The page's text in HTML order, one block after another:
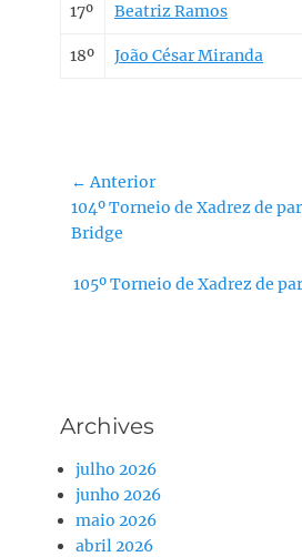
17º Beatriz Ramos
18º João César Miranda
Navegação
de
Post
← Anterior
Post
anterior:
104º Torneio de Xadrez de
Bridge
Próximo
105º Torneio de Xadrez de
Archives
julho 2026
junho 2026
maio 2026
abril 2026